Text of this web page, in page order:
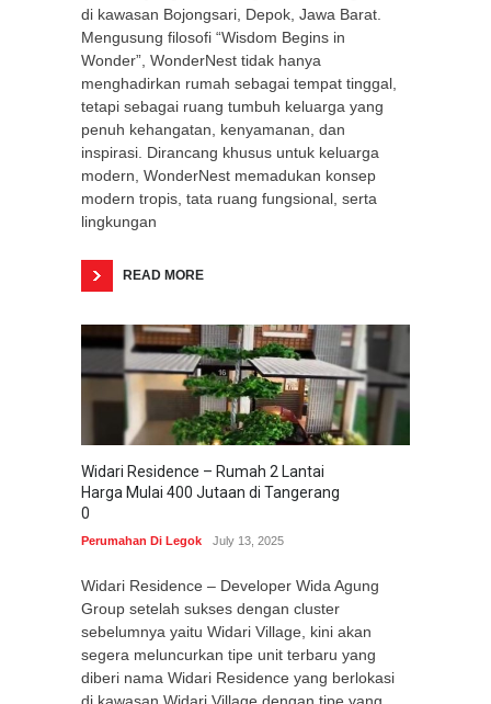
di kawasan Bojongsari, Depok, Jawa Barat.
Mengusung filosofi “Wisdom Begins in
Wonder”, WonderNest tidak hanya
menghadirkan rumah sebagai tempat tinggal,
tetapi sebagai ruang tumbuh keluarga yang
penuh kehangatan, kenyamanan, dan
inspirasi. Dirancang khusus untuk keluarga
modern, WonderNest memadukan konsep
modern tropis, tata ruang fungsional, serta
lingkungan
READ MORE
Widari Residence – Rumah 2 Lantai
Harga Mulai 400 Jutaan di Tangerang
0
Perumahan Di Legok July 13, 2025
Widari Residence – Developer Wida Agung
Group setelah sukses dengan cluster
sebelumnya yaitu Widari Village, kini akan
segera meluncurkan tipe unit terbaru yang
diberi nama Widari Residence yang berlokasi